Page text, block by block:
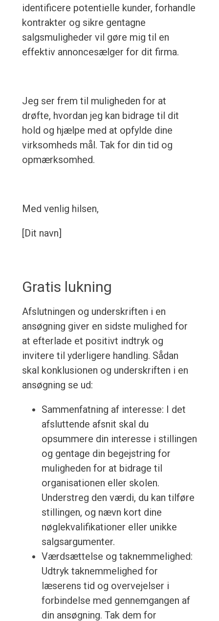
identificere potentielle kunder, forhandle
kontrakter og sikre gentagne
salgsmuligheder vil gøre mig til en
effektiv annoncesælger for dit firma.
Jeg ser frem til muligheden for at
drøfte, hvordan jeg kan bidrage til dit
hold og hjælpe med at opfylde dine
virksomheds mål. Tak for din tid og
opmærksomhed.
Med venlig hilsen,
[Dit navn]
Gratis lukning
Afslutningen og underskriften i en
ansøgning giver en sidste mulighed for
at efterlade et positivt indtryk og
invitere til yderligere handling. Sådan
skal konklusionen og underskriften i en
ansøgning se ud:
Sammenfatning af interesse: I det
afsluttende afsnit skal du
opsummere din interesse i stillingen
og gentage din begejstring for
muligheden for at bidrage til
organisationen eller skolen.
Understreg den værdi, du kan tilføre
stillingen, og nævn kort dine
nøglekvalifikationer eller unikke
salgsargumenter.
Værdsættelse og taknemmelighed:
Udtryk taknemmelighed for
læserens tid og overvejelser i
forbindelse med gennemgangen af
din ansøgning. Tak dem for